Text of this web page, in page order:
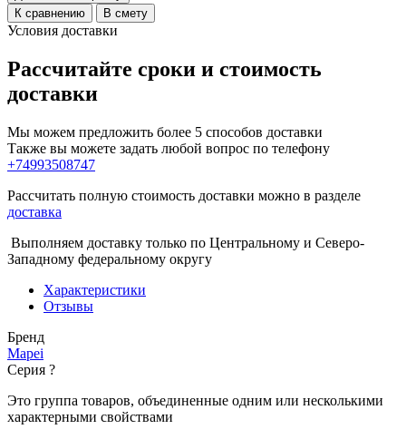
К сравнению
В смету
Условия доставки
Рассчитайте сроки и стоимость
доставки
Мы можем предложить более 5 способов доставки
Также вы можете задать любой вопрос по телефону
+74993508747
Рассчитать полную стоимость доставки можно в разделе
доставка
Выполняем доставку только по Центральному и Северо-
Западному федеральному округу
Характеристики
Отзывы
Бренд
Mapei
Серия ?
Это группа товаров, объединенные одним или несколькими
характерными свойствами